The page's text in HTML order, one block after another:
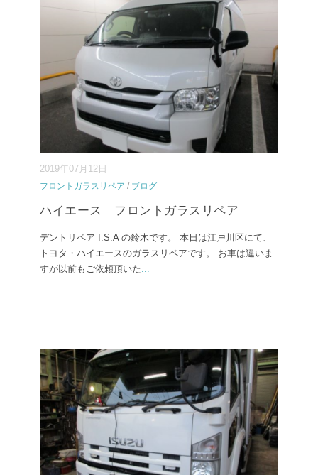
2019年07月12日
フロントガラスリペア / ブログ
ハイエース フロントガラスリペア
デントリペア I.S.A の鈴木です。 本日は江戸川区にて、
トヨタ・ハイエースのガラスリペアです。 お車は違いま
すが以前もご依頼頂いた...